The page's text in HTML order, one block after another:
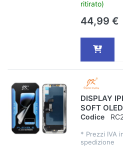
ritirato)
44,99 €
DISPLAY
SOFT OLED
Codice
* Prezzi IVA
spedizione